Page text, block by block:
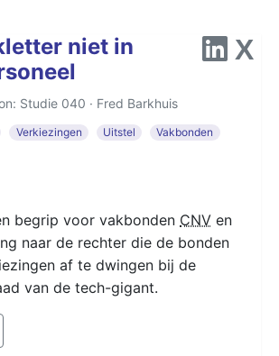
niet in
Studie 040 · Fred Barkhuis
Verkiezingen Uitstel
Vakbonden
begrip voor vakbonden CNV en
naar de rechter die de bonden
af te dwingen bij de
van de tech-gigant.